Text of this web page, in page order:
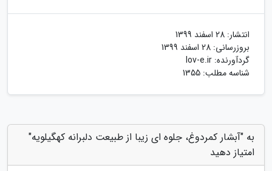
انتشار: 28 اسفند 1399
بروزرسانی: 28 اسفند 1399
گردآورنده: lov-e.ir
شناسه مطلب: 1355
به "آبشار کمردوغ، جلوه ای زیبا از طبیعت دلبرانه کهگیلویه"
امتیاز دهید